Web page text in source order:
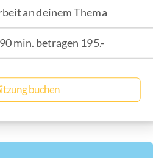
an deinem Thema
min. betragen 195.-
buchen